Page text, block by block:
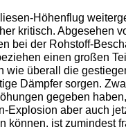
Höhenflug
kritisch. Abgesehen
bei der Rohstoff-
einen großen
wie überall die
Dämpfer sorgen.
gegeben
Explosion aber auch
können, ist zumindest